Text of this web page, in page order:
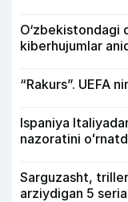
kiberhujumlar
“Rakurs”. UEFA
Ispaniya
nazoratini
Sarguzasht,
arziydigan 5